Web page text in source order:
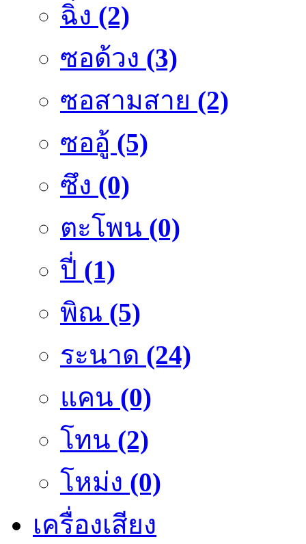
ฉิ่ง (2)
ซอด้วง (3)
ซอสามสาย (2)
ซออู้ (5)
ซึง (0)
ตะโพน (0)
ปี่ (1)
พิณ (5)
ระนาด (24)
แคน (0)
โทน (2)
โหม่ง (0)
เครื่องเสียง